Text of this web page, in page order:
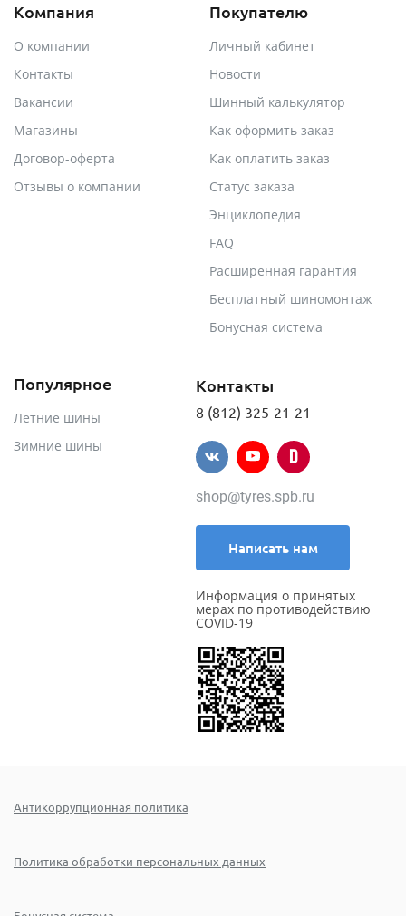
Компания
О компании
Контакты
Вакансии
Магазины
Договор-оферта
Отзывы о компании
Покупателю
Личный кабинет
Новости
Шинный калькулятор
Как оформить заказ
Как оплатить заказ
Статус заказа
Энциклопедия
FAQ
Расширенная гарантия
Бесплатный шиномонтаж
Бонусная система
Популярное
Летние шины
Зимние шины
Контакты
8 (812) 325-21-21
shop@tyres.spb.ru
Написать нам
Информация о принятых
мерах по противодействию
COVID-19
Антикоррупционная политика
Политика обработки персональных данных